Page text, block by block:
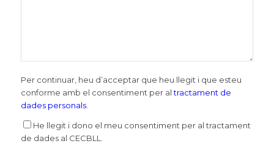
Per continuar, heu d’acceptar que heu llegit i que esteu
conforme amb el consentiment per altractament de
dades personals.
He llegit i dono el meu consentiment per al tractament
de dades al CECBLL.